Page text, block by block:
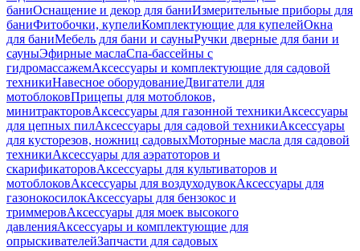
баниОснащение и декор для баниИзмерительные приборы для
баниФитобочки, купелиКомплектующие для купелейОкна
для баниМебель для бани и сауныРучки дверные для бани и
сауныЭфирные маслаСпа-бассейны с
гидромассажемАксессуары и комплектующие для садовой
техникиНавесное оборудованиеДвигатели для
мотоблоковПрицепы для мотоблоков,
минитракторовАксессуары для газонной техникиАксессуары
для цепных пилАксессуары для садовой техникиАксессуары
для кусторезов, ножниц садовыхМоторные масла для садовой
техникиАксессуары для аэратоторов и
скарификаторовАксессуары для культиваторов и
мотоблоковАксессуары для воздуходувокАксессуары для
газонокосилокАксессуары для бензокос и
триммеровАксессуары для моек высокого
давленияАксессуары и комплектующие для
опрыскивателейЗапчасти для садовых